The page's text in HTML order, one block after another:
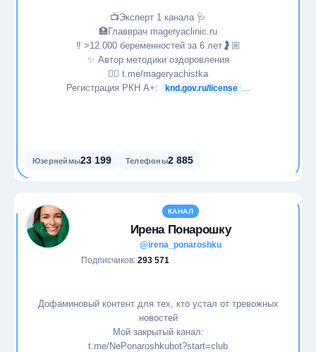
📺Эксперт 1 канала ⁣⁣🩺
🏥Главврач mageryaclinic.ru
‼️ >12.000 беременностей за 6 лет🤰🏼
✨ Автор методики оздоровления
👉🏼 t.me/mageryachistka
Регистрация РКН А+:
knd.gov.ru/license
Юзернеймы23 199 Телефоны2 885
КАНАЛ
Ирена Понарошку
@irena_ponaroshku
Подписчиков: 293 571
Дофаминовый контент для тех, кто устал от тревожных
новостей
Мой закрытый канал:
t.me/NePonaroshkubot?start=club